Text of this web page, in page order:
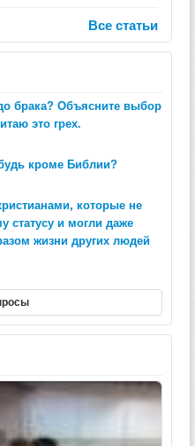
Все статьи
брака? Объясните выбор
это грех.
кроме Библии?
которые не
статусу и могли даже
жизни других людей